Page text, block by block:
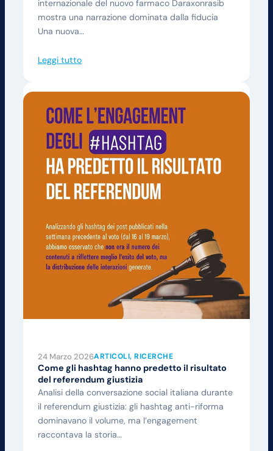
internazionale del nuovo farmaco Daraxonrasib
mostra una narrazione dominata dalla fiducia
Una nuova…
Leggi tutto
24 Marzo 2026ARTICOLI, RICERCHE
Come gli hashtag hanno predetto il risultato
del referendum giustizia
Analisi della conversazione social italiana durante
il referendum giustizia: gli hashtag anti-riforma
dominavano il volume, ma l’engagement
raccontava la storia…